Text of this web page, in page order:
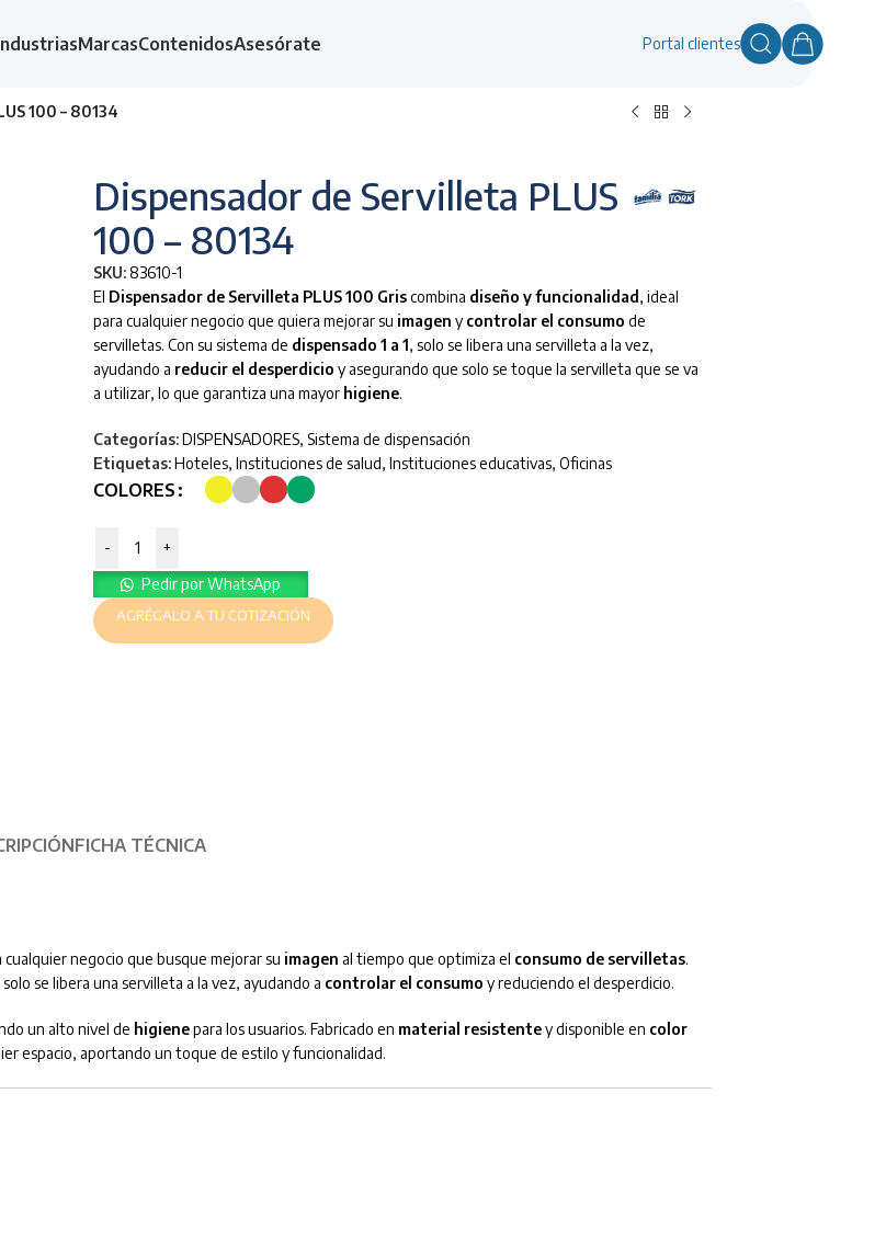
MarcasContenidosAsesórate Portal clientes
100 – 80134
Dispensador de Servilleta PLUS
100 – 80134
SKU:83610-1
El Dispensador de Servilleta PLUS 100 Griscombina diseño y funcionalidad, ideal
para cualquier negocio que quiera mejorar su imagen ycontrolar el consumo de
servilletas. Con su sistema de dispensado 1 a 1, solo se libera una servilleta a la vez,
ayudando a reducir el desperdicio y asegurando que solo se toque la servilleta que se va
a utilizar, lo que garantiza una mayor higiene.
Categorías:DISPENSADORES, Sistema de dispensación
Etiquetas:Hoteles, Instituciones de salud, Instituciones educativas, Oficinas
COLORES
-
+
Pedir por WhatsApp
AGRÉGALO A TU COTIZACIÓN
FICHA TÉCNICA
negocio que busque mejorar su imagen al tiempo que optimiza el consumo de servilletas.
se libera una servilleta a la vez, ayudando a controlar el consumo y reduciendo el desperdicio.
un alto nivel de higienepara los usuarios. Fabricado en material resistentey disponible en color
espacio, aportando un toque de estilo y funcionalidad.